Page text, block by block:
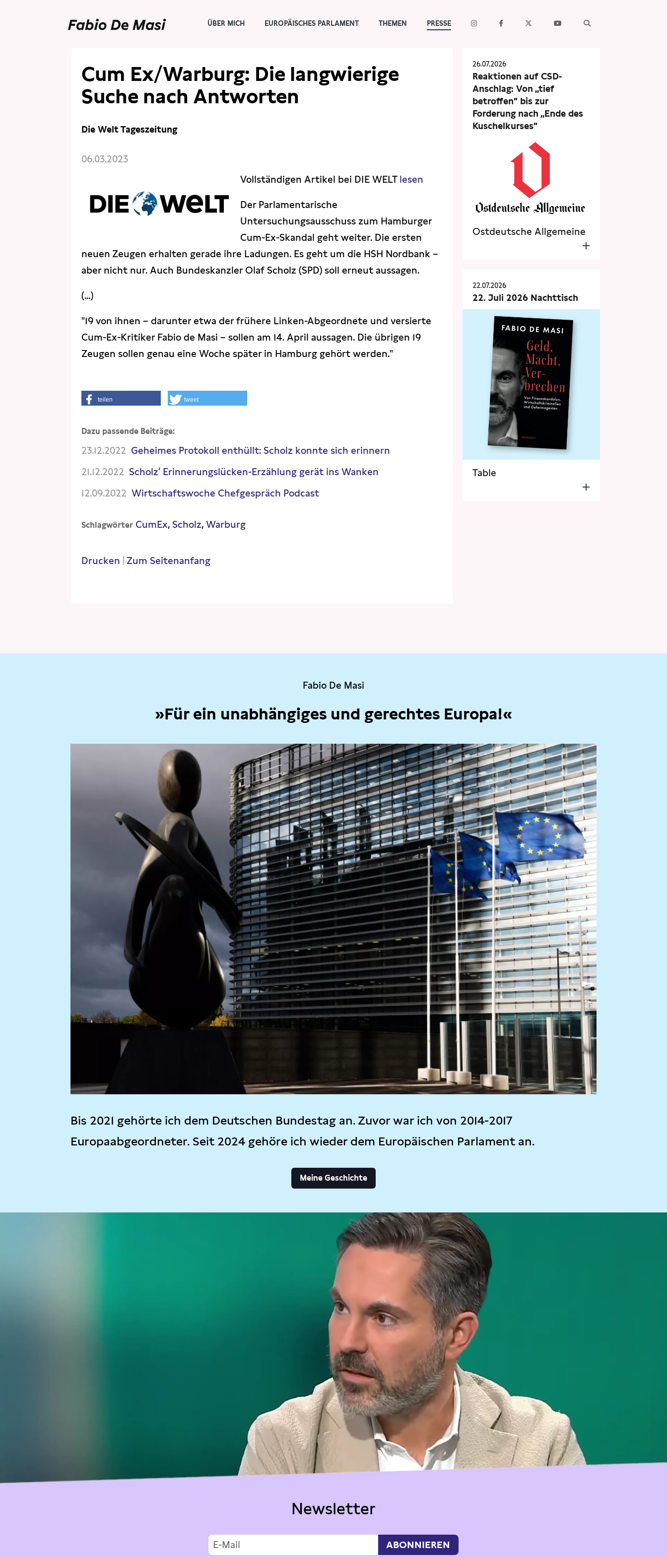
ÜBER MICH EUROPÄISCHES PARLAMENT THEMEN PRESSE
Cum Ex/Warburg: Die langwierige
Suche nach Antworten
Die Welt Tageszeitung
06.03.2023
Vollständigen Artikel bei DIE WELT lesen
Der Parlamentarische
Untersuchungsausschuss zum Hamburger
Cum-Ex-Skandal geht weiter. Die ersten
neuen Zeugen erhalten gerade ihre Ladungen. Es geht um die HSH Nordbank –
aber nicht nur. Auch Bundeskanzler Olaf Scholz (SPD) soll erneut aussagen.
(...)
"19 von ihnen – darunter etwa der frühere Linken-Abgeordnete und versierte
Cum-Ex-Kritiker Fabio de Masi – sollen am 14. April aussagen. Die übrigen 19
Zeugen sollen genau eine Woche später in Hamburg gehört werden."
teilen tweet
Dazu passende Beiträge:
23.12.2022 Geheimes Protokoll enthüllt: Scholz konnte sich erinnern
21.12.2022 Scholz’ Erinnerungslücken-Erzählung gerät ins Wanken
12.09.2022 Wirtschaftswoche Chefgespräch Podcast
Schlagwörter CumEx Scholz Warburg
Drucken Zum Seitenanfang
26.07.2026
Reaktionen auf CSD-
Anschlag: Von „tief
betroffen“ bis zur
Forderung nach „Ende des
Kuschelkurses“
Ostdeutsche Allgemeine
22.07.2026
22. Juli 2026 Nachttisch
Table
Fabio De Masi
»Für ein unabhängiges und gerechtes Europa!«
Bis 2021 gehörte ich dem Deutschen Bundestag an. Zuvor war ich von 2014-2017
Europaabgeordneter. Seit 2024 gehöre ich wieder dem Europäischen Parlament an.
Meine Geschichte
Newsletter